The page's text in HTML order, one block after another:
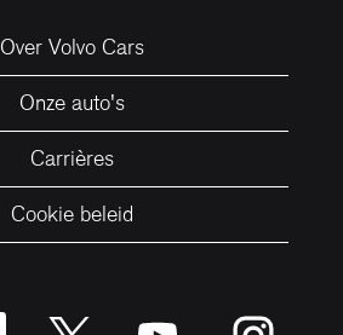
Over Volvo Cars
Onze auto's
Carrières
Cookie beleid
O
O
O